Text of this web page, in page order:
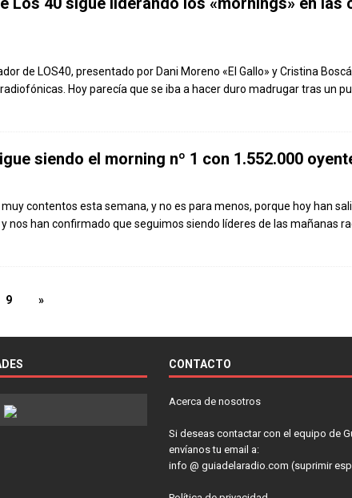
de LOS40, presentado por Dani Moreno «El Gallo» y Cristina
Hoy parecía que se iba a hacer duro madrugar tras un
siendo el morning nº 1 con 1.552.000
contentos esta semana, y no es para menos, porque hoy han
nos han confirmado que seguimos siendo líderes de las mañanas
9 »
CONTACTO
Acerca de nosotros
Si deseas contactar con el equipo de
envíanos tu email a:
info @ guiadelaradio.com (suprimir